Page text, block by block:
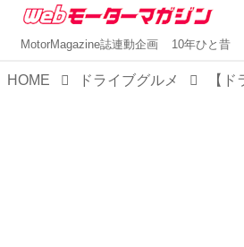
MotorMagazine誌連動企画 10年ひと昔
HOME ドライブグルメ